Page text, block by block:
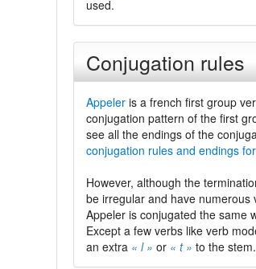
used.
Conjugation rules
Appeleris a french first group
conjugation pattern of the first
see all the endings of the
conjugation rules and endings
However, although the
be irregular and have numerous
Appeler is conjugated the same
Except a few verbs like verb
an extra « l » or « t » to the stem.